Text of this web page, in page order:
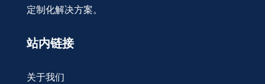
定制化解决方案。
站内链接
关于我们